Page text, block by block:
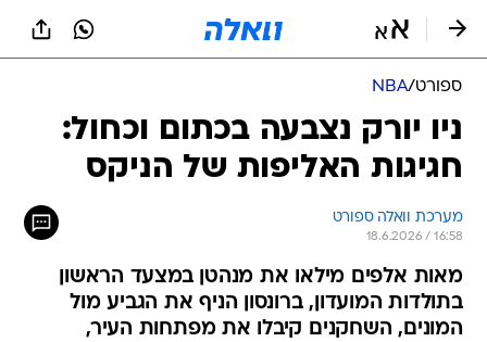
ספורט/
NBA
ניו יורק נצבעה בכתום וכחול:
חגיגות האליפות של הניקס
מערכת וואלה ספורט
18.6.2026 / 16:58
מאות אלפים מילאו את מנהטן במצעד הראשון
בתולדות המועדון, ברונסון הניף את הגביע מול
המונים, השחקנים קיבלו את מפתחות העיר,